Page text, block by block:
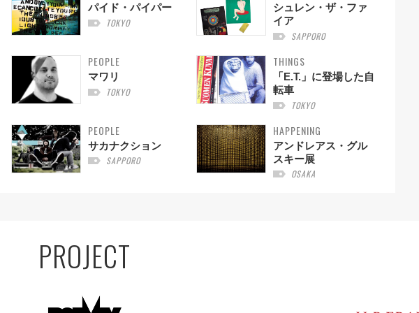
パイド・パイパー
TOKYO
シュレン・ザ・ファ
イア
SAPPORO
PEOPLE
マワリ
TOKYO
THINGS
「E.T.」に登場した自
転車
TOKYO
PEOPLE
サカナクション
SAPPORO
HAPPENING
アンドレアス・グル
スキー展
OSAKA
PROJECT